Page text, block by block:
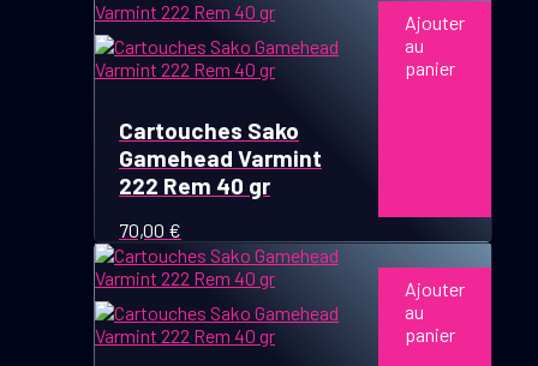
prix :
à
140,00 €
page
du
produit
Cartouches Sako
Gamehead Varmint
222 Rem 40 gr
70,00 €
Ajouter
au
panier
Ajouter
au
panier